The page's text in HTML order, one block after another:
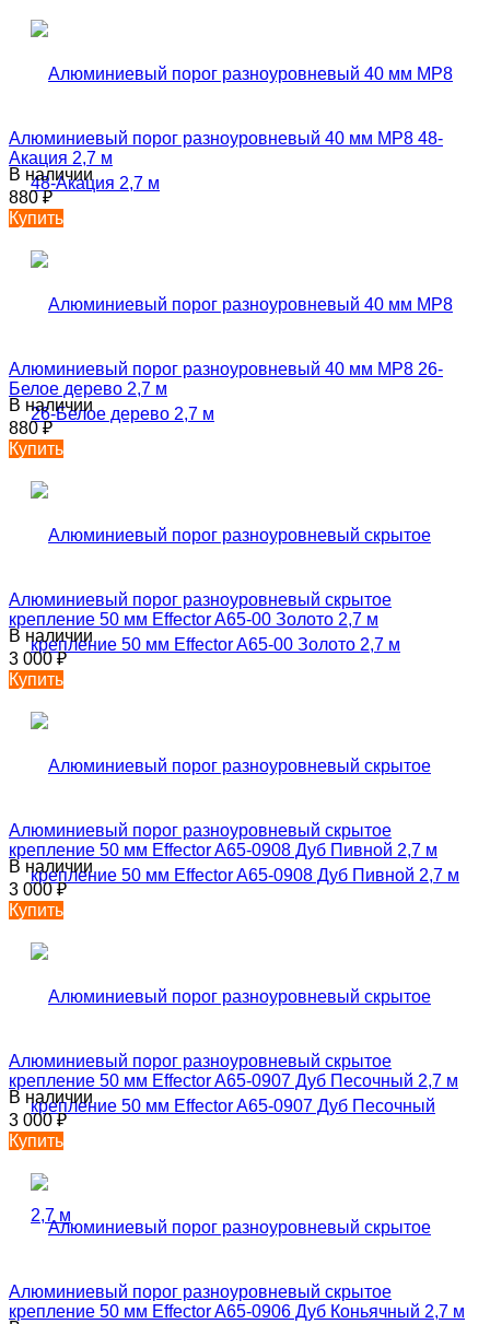
Алюминиевый порог разноуровневый 40 мм MP8 48-
Акация 2,7 м
В наличии
880₽
Купить
Алюминиевый порог разноуровневый 40 мм MP8 26-
Белое дерево 2,7 м
В наличии
880₽
Купить
Алюминиевый порог разноуровневый скрытое
крепление 50 мм Effector A65-00 Золото 2,7 м
В наличии
3 000₽
Купить
Алюминиевый порог разноуровневый скрытое
крепление 50 мм Effector A65-0908 Дуб Пивной 2,7 м
В наличии
3 000₽
Купить
Алюминиевый порог разноуровневый скрытое
крепление 50 мм Effector A65-0907 Дуб Песочный 2,7 м
В наличии
3 000₽
Купить
Алюминиевый порог разноуровневый скрытое
крепление 50 мм Effector A65-0906 Дуб Коньячный 2,7 м